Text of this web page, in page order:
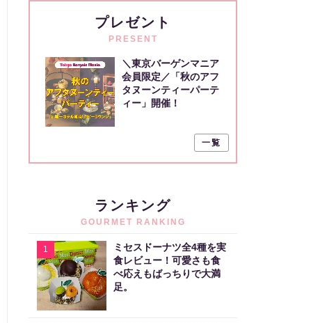
プレゼント
PRESENT
＼東京バーゲンマニア
会員限定／「秋のアフ
タヌーンティーパーテ
ィー」開催！
一覧
ランキング
GOURMET RANKING
1
ミセスドーナツ全4種を実
食レビュー！可愛さも食
べ応えもばっちりで大満
足。